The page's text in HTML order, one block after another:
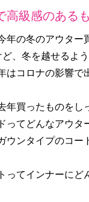
高級感のある
年の冬のアウター
、冬を越せるよ
はコロナの影響で
年買ったものをし
ってどんなアウタ
ウンタイプのコ
ってインナーに